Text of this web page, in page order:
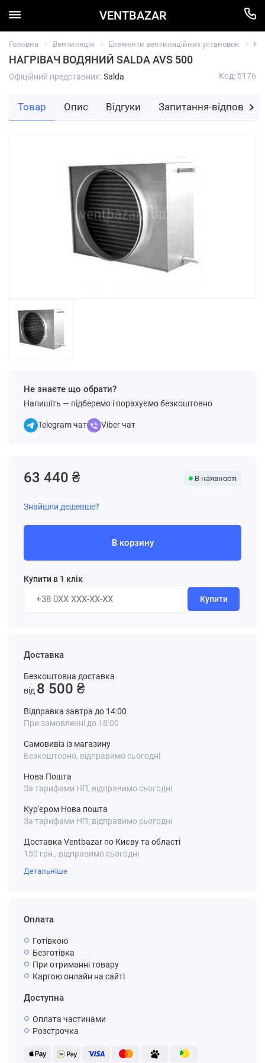
VENTBAZAR
Головна Вентиляція Елементи вентиляційних установок
НАГРІВАЧ ВОДЯНИЙ SALDA AVS 500
Офіційний представник:Salda Код: 5176
Не знаєте що обрати?
Напишіть — підберемо і порахуємо безкоштовно
Telegram чат Viber чат
Доставка
Безкоштовна доставка
від 8 500 ₴
Відправка завтра до 14:00
При замовленні до 18:00
Самовивіз із магазину
Безкоштовно, відправимо сьогодні
Нова Пошта
За тарифами НП, відправимо сьогодні
Кур'єром Нова пошта
За тарифами НП, відправимо сьогодні
Доставка Ventbazar по Києву та області
150 грн., відправимо сьогодні
Детальніше
Оплата
Готівкою
Безготівка
При отриманні товару
Картою онлайн на сайті
Доступна
Оплата частинами
Розстрочка
63 440 ₴ В наявності
Знайшли дешевше?
В корзину
Купити в 1 клік
Купити
Товар Опис Відгуки Запитання-відповідь